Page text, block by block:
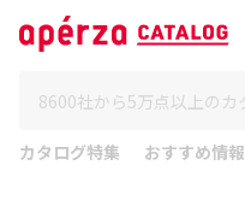
カタログ特集 おすすめ情報